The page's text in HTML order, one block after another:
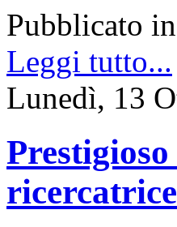
Pubblicato in
Leggi tutto...
Lunedì, 13